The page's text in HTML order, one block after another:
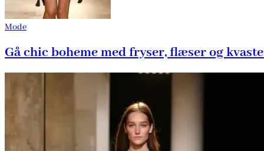
Mode
Gå chic boheme med fryser, flæser og